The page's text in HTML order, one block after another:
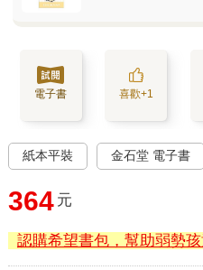
電子書 喜歡+1
紙本平裝 金石堂 電子書
364 元
認購希望書包，幫助弱勢孩